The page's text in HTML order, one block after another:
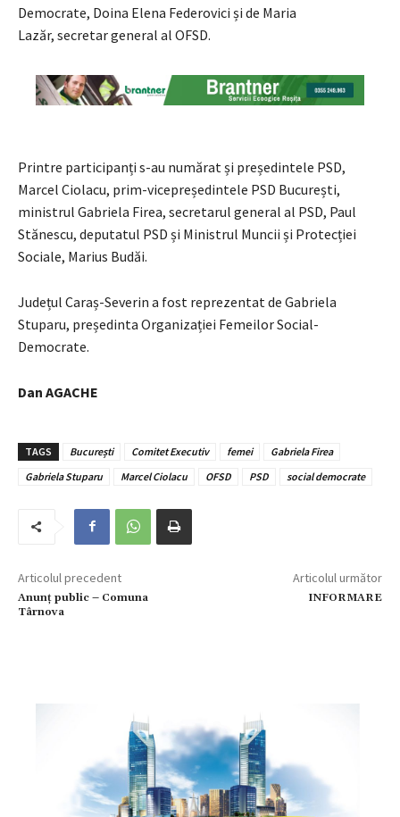
Democrate, Doina Elena Federovici și de Maria
Lazăr, secretar general al OFSD.
Printre participanți s-au numărat și președintele PSD,
Marcel Ciolacu, prim-vicepreședintele PSD București,
ministrul Gabriela Firea, secretarul general al PSD, Paul
Stănescu, deputatul PSD și Ministrul Muncii și Protecției
Sociale, Marius Budăi.
Județul Caraș-Severin a fost reprezentat de Gabriela
Stuparu, președinta Organizației Femeilor Social-
Democrate.
Dan AGACHE
TAGS București Comitet Executiv femei
Gabriela Firea
Gabriela Stuparu
Marcel Ciolacu OFSD PSD social democrate
Articolul precedent
Anunț public – Comuna
Târnova
Articolul următor
INFORMARE